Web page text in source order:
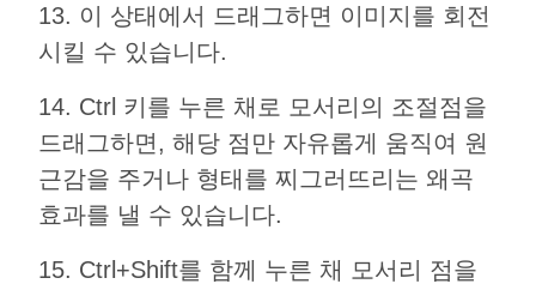
13. 이 상태에서 드래그하면 이미지를 회전
시킬 수 있습니다.
14. Ctrl 키를 누른 채로 모서리의 조절점을
드래그하면, 해당 점만 자유롭게 움직여 원
근감을 주거나 형태를 찌그러뜨리는 왜곡
효과를 낼 수 있습니다.
15. Ctrl+Shift를 함께 누른 채 모서리 점을